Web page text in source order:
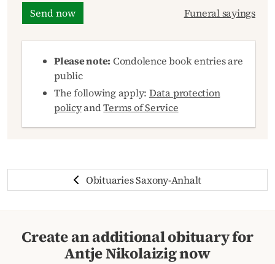
Send now Funeral sayings
Please note: Condolence book entries are
public
The following apply: Data protection
policyandTerms of Service
Obituaries Saxony-Anhalt
Create an additional obituary for
Antje Nikolaizig now